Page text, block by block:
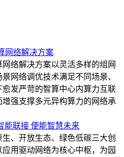
网络解决方案
络解决方案以灵活多样的组网
网络调优技术满足不同场景、
愈发严苛的智算中心内算力互联
增强支撑多元异构算力的网络承
能联接 使能智慧未来
生、开放生态、绿色低碳三大创
用驱动网络为核心中枢，为园